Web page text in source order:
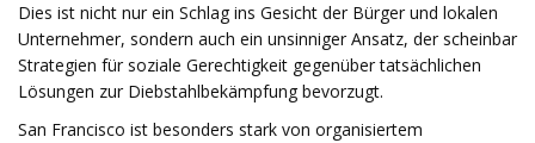
Dies ist nicht nur ein Schlag ins Gesicht der Bürger und lokalen
Unternehmer, sondern auch ein unsinniger Ansatz, der scheinbar
Strategien für soziale Gerechtigkeit gegenüber tatsächlichen
Lösungen zur Diebstahlbekämpfung bevorzugt.
San Francisco ist besonders stark von organisiertem